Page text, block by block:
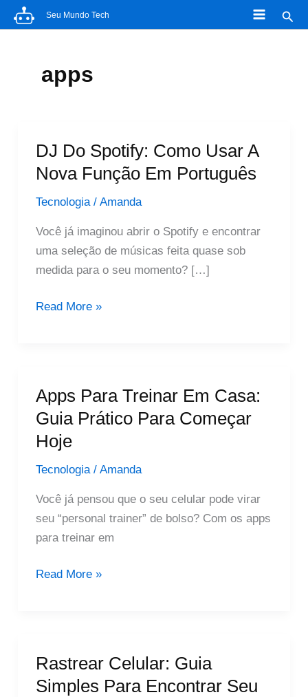
para
Seu Mundo Tech
apps
DJ Do Spotify: Como Usar A
Nova Função Em Português
Tecnologia/ Amanda
Você já imaginou abrir o Spotify e encontrar
uma seleção de músicas feita quase sob
medida para o seu momento? […]
DJ
A
Nova
Função
Português
Read More »
Apps Para Treinar Em Casa:
Guia Prático Para Começar
Hoje
Tecnologia/ Amanda
Você já pensou que o seu celular pode virar
seu “personal trainer” de bolso? Com os apps
para treinar em
Apps
Guia
Prático
Read More »
Rastrear Celular: Guia
Simples Para Encontrar Seu